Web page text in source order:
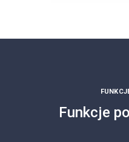
Funkcje